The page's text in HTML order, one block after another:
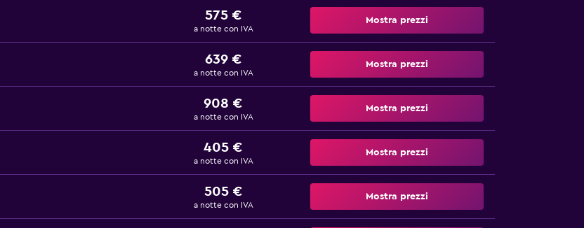
575 €
a notte con IVA
Mostra prezzi
639 €
a notte con IVA
Mostra prezzi
908 €
a notte con IVA
Mostra prezzi
405 €
a notte con IVA
Mostra prezzi
505 €
a notte con IVA
Mostra prezzi